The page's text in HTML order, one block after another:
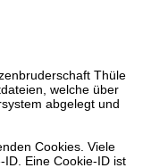
Thüle
welche über
abgelegt und
Cookies. Viele
Eine Cookie-ID ist